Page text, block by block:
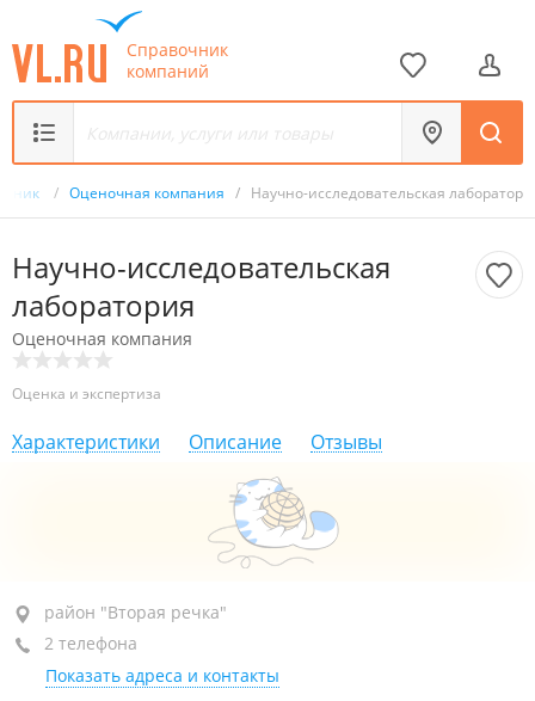
Справочник
компаний
/ Оценочная компания / Научно-исследовательская
Научно-исследовательская
лаборатория
Оценочная компания
Оценка и экспертиза
Характеристики Описание Отзывы
район "Вторая речка", ул. Русская, 3
каб. 46
+7 (423) 206-01-43
район "Вторая речка"
2 телефона
Показать адреса и контакты